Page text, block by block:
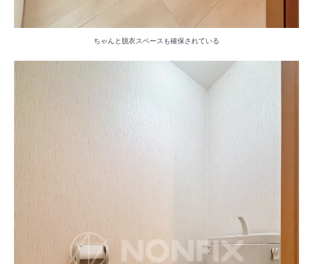
ちゃんと脱衣スペースも確保されている